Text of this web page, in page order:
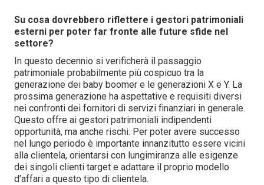
Su cosa dovrebbero riflettere i gestori patrimoniali
esterni per poter far fronte alle future sfide nel
settore?
In questo decennio si verificherà il passaggio
patrimoniale probabilmente più cospicuo tra la
generazione dei baby boomer e le generazioni X e Y. La
prossima generazione ha aspettative e requisiti diversi
nei confronti dei fornitori di servizi finanziari in generale.
Questo offre ai gestori patrimoniali indipendenti
opportunità, ma anche rischi. Per poter avere successo
nel lungo periodo è importante innanzitutto essere vicini
alla clientela, orientarsi con lungimiranza alle esigenze
dei singoli clienti target e adattare il proprio modello
d’affari a questo tipo di clientela.